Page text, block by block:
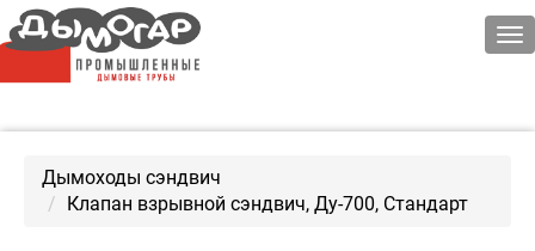
Дымоходы сэндвич
Клапан взрывной сэндвич, Ду-700, Стандарт